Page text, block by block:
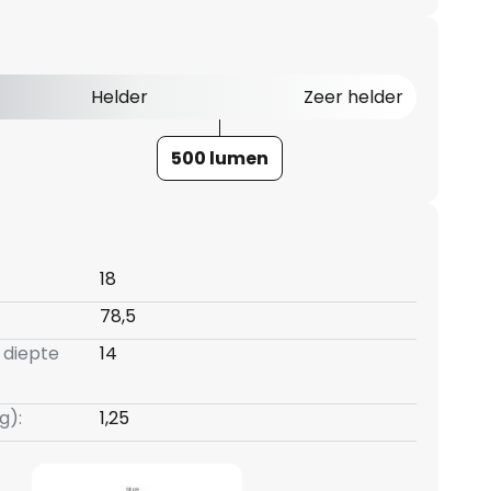
Helder Zeer helder
500 lumen
18
78,5
14
1,25